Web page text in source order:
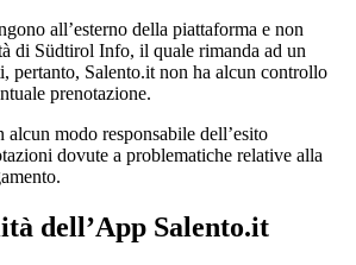
all’esterno della piattaforma e non
di Südtirol Info, il quale rimanda ad un
pertanto, Salento.it non ha alcun controllo
prenotazione.
alcun modo responsabile dell’esito
dovute a problematiche relative alla
dell’App Salento.it